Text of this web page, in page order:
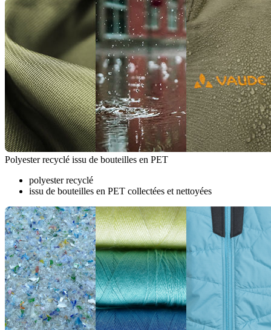
Polyester recyclé issu de bouteilles en PET
polyester recyclé
issu de bouteilles en PET collectées et nettoyées